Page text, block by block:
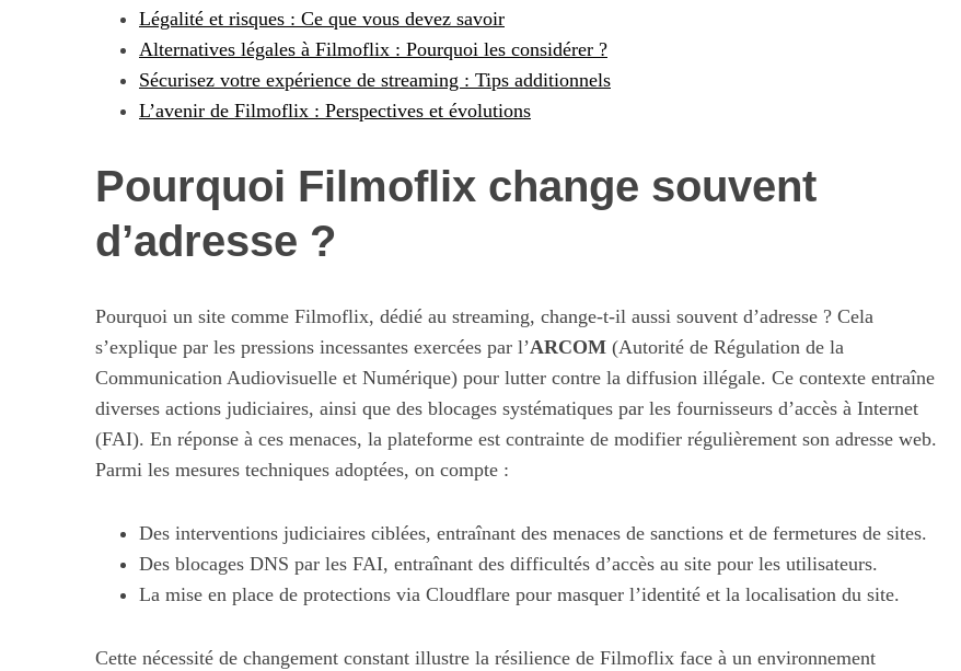
Légalité et risques : Ce que vous devez savoir
Alternatives légales à Filmoflix : Pourquoi les considérer ?
Sécurisez votre expérience de streaming : Tips additionnels
L’avenir de Filmoflix : Perspectives et évolutions
Pourquoi Filmoflix change souvent
d’adresse ?
Pourquoi un site comme Filmoflix, dédié au streaming, change-t-il aussi souvent d’adresse ? Cela
s’explique par les pressions incessantes exercées par l’ARCOM (Autorité de Régulation de la
Communication Audiovisuelle et Numérique) pour lutter contre la diffusion illégale. Ce contexte entraîne
diverses actions judiciaires, ainsi que des blocages systématiques par les fournisseurs d’accès à Internet
(FAI). En réponse à ces menaces, la plateforme est contrainte de modifier régulièrement son adresse web.
Parmi les mesures techniques adoptées, on compte :
Des interventions judiciaires ciblées, entraînant des menaces de sanctions et de fermetures de sites.
Des blocages DNS par les FAI, entraînant des difficultés d’accès au site pour les utilisateurs.
La mise en place de protections via Cloudflare pour masquer l’identité et la localisation du site.
Cette nécessité de changement constant illustre la résilience de Filmoflix face à un environnement
Maximiser son temps au
quotidien
Transporter ses repas et ses
courses quand il fait chaud
S
r
c
o
r
: